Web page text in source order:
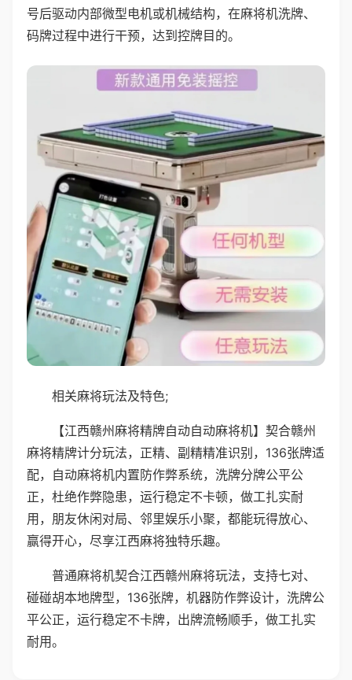
号后驱动内部微型电机或机械结构，在麻将机洗牌、
码牌过程中进行干预，达到控牌目的。
相关麻将玩法及特色;
【江西赣州麻将精牌自动自动麻将机】契合赣州
麻将精牌计分玩法，正精、副精精准识别，136张牌适
配，自动麻将机内置防作弊系统，洗牌分牌公平公
正，杜绝作弊隐患，运行稳定不卡顿，做工扎实耐
用，朋友休闲对局、邻里娱乐小聚，都能玩得放心、
赢得开心，尽享江西麻将独特乐趣。
普通麻将机契合江西赣州麻将玩法，支持七对、
碰碰胡本地牌型，136张牌，机器防作弊设计，洗牌公
平公正，运行稳定不卡牌，出牌流畅顺手，做工扎实
耐用。